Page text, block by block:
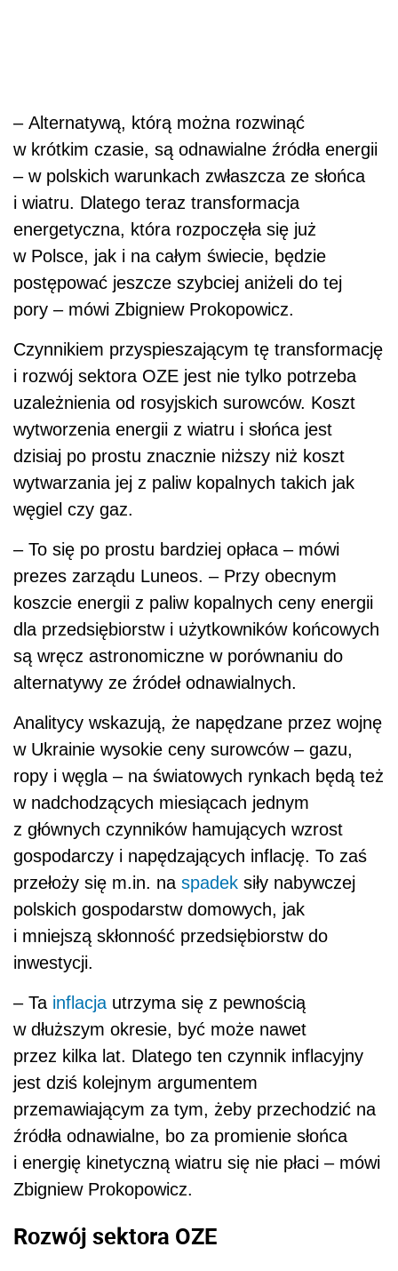
– Alternatywą, którą można rozwinąć
w krótkim czasie, są odnawialne źródła energii
– w polskich warunkach zwłaszcza ze słońca
i wiatru. Dlatego teraz transformacja
energetyczna, która rozpoczęła się już
w Polsce, jak i na całym świecie, będzie
postępować jeszcze szybciej aniżeli do tej
pory – mówi Zbigniew Prokopowicz.
Czynnikiem przyspieszającym tę transformację
i rozwój sektora OZE jest nie tylko potrzeba
uzależnienia od rosyjskich surowców. Koszt
wytworzenia energii z wiatru i słońca jest
dzisiaj po prostu znacznie niższy niż koszt
wytwarzania jej z paliw kopalnych takich jak
węgiel czy gaz.
– To się po prostu bardziej opłaca – mówi
prezes zarządu Luneos. – Przy obecnym
koszcie energii z paliw kopalnych ceny energii
dla przedsiębiorstw i użytkowników końcowych
są wręcz astronomiczne w porównaniu do
alternatywy ze źródeł odnawialnych.
Analitycy wskazują, że napędzane przez wojnę
w Ukrainie wysokie ceny surowców – gazu,
ropy i węgla – na światowych rynkach będą też
w nadchodzących miesiącach jednym
z głównych czynników hamujących wzrost
gospodarczy i napędzających inflację. To zaś
przełoży się m.in. na spadek siły nabywczej
polskich gospodarstw domowych, jak
i mniejszą skłonność przedsiębiorstw do
inwestycji.
– Ta inflacja utrzyma się z pewnością
w dłuższym okresie, być może nawet
przez kilka lat. Dlatego ten czynnik inflacyjny
jest dziś kolejnym argumentem
przemawiającym za tym, żeby przechodzić na
źródła odnawialne, bo za promienie słońca
i energię kinetyczną wiatru się nie płaci – mówi
Zbigniew Prokopowicz.
Rozwój sektora OZE